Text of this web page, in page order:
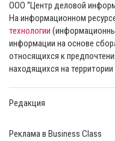
ООО “Центр деловой
На информационном
технологии
информации на основе
относящихся к
находящихся на
Редакция
Реклама в Business Class